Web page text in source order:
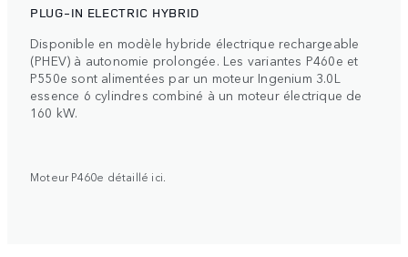
PLUG-IN ELECTRIC HYBRID
Disponible en modèle hybride électrique rechargeable
(PHEV) à autonomie prolongée. Les variantes P460e et
P550e sont alimentées par un moteur Ingenium 3.0L
essence 6 cylindres combiné à un moteur électrique de
160 kW.
Moteur P460e détaillé ici.